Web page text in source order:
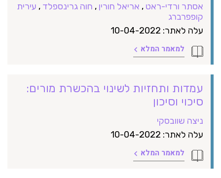
אסתר ורדי-ראט , אריאל חורין , חוה גרינספלד , עירית
קופפרברג
עלה לאתר: 10-04-2022
למאמר המלא
עמדות ותחזיות לשינוי בהכשרת מורים:
סיכוי וסיכון
ניצה שוובסקי
עלה לאתר: 10-04-2022
למאמר המלא